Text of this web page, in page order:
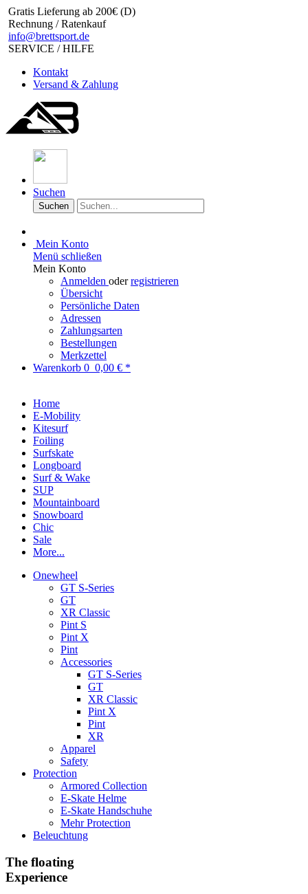
Gratis Lieferung ab 200€ (D)
Rechnung / Ratenkauf
info@brettsport.de
SERVICE / HILFE
Kontakt
Versand & Zahlung
Suchen
Suchen
Mein Konto
Menü schließen
Mein Konto
Anmelden oderregistrieren
Übersicht
Persönliche Daten
Adressen
Zahlungsarten
Bestellungen
Merkzettel
Warenkorb 0 0,00 € *
Home
E-Mobility
Kitesurf
Foiling
Surfskate
Longboard
Surf & Wake
SUP
Mountainboard
Snowboard
Chic
Sale
More...
Onewheel
GT S-Series
GT
XR Classic
Pint S
Pint X
Pint
Accessories
GT S-Series
GT
XR Classic
Pint X
Pint
XR
Apparel
Safety
Protection
Armored Collection
E-Skate Helme
E-Skate Handschuhe
Mehr Protection
Beleuchtung
The floating
Experience